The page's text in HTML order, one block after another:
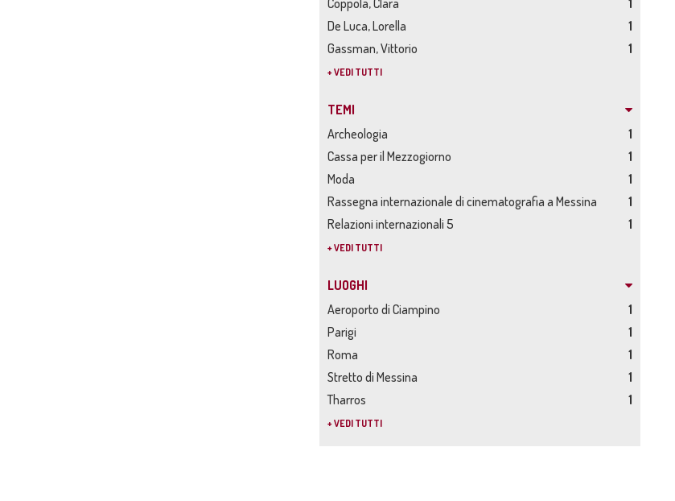
Coppola, Clara
1
De Luca, Lorella
1
Gassman, Vittorio
1
+ VEDI TUTTI
TEMI
Archeologia
1
Cassa per il Mezzogiorno
1
Moda
1
Rassegna internazionale di cinematografia a Messina
1
Relazioni internazionali 5
1
+ VEDI TUTTI
LUOGHI
Aeroporto di Ciampino
1
Parigi
1
Roma
1
Stretto di Messina
1
Tharros
1
+ VEDI TUTTI